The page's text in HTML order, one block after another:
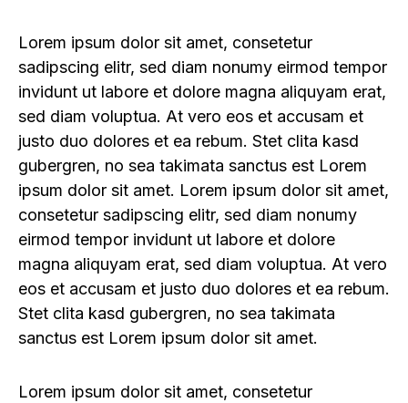
Lorem ipsum dolor sit amet, consetetur
sadipscing elitr, sed diam nonumy eirmod tempor
invidunt ut labore et dolore magna aliquyam erat,
sed diam voluptua. At vero eos et accusam et
justo duo dolores et ea rebum. Stet clita kasd
gubergren, no sea takimata sanctus est Lorem
ipsum dolor sit amet. Lorem ipsum dolor sit amet,
consetetur sadipscing elitr, sed diam nonumy
eirmod tempor invidunt ut labore et dolore
magna aliquyam erat, sed diam voluptua. At vero
eos et accusam et justo duo dolores et ea rebum.
Stet clita kasd gubergren, no sea takimata
sanctus est Lorem ipsum dolor sit amet.
Lorem ipsum dolor sit amet, consetetur